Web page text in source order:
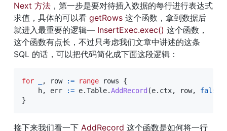
Next 方法 ，第一步是要对待插入数据的每行进行表达式
求值，具体的可以看 getRows 这个函数，拿到数据后
就进入最重要的逻辑— InsertExec.exec() 这个函数，
这个函数有点长，不过只考虑我们文章中讲述的这条
SQL 的话，可以把代码简化成下面这段逻辑：
for , row := range rows {
    h
, err := e.Table.AddRecord (e. ctx, row, false
}
接下来我们看一下 AddRecord 这个函数是如何将一行